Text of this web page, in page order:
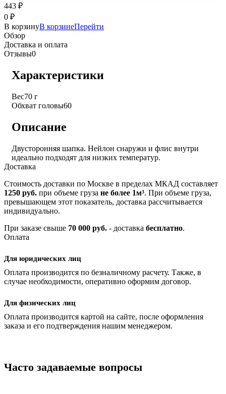
443 ₽
0 ₽
В корзинуВ корзинеПерейти
Обзор
Доставка и оплата
Отзывы0
Характеристики
Вес70 г
Обхват головы60
Описание
Двусторонняя шапка. Нейлон снаружи и флис внутри
идеально подходят для низких температур.
Доставка
Стоимость доставки по Москве в пределах МКАД составляет
1250 руб. при объеме груза не более 1м³. При объеме груза,
превышающем этот показатель, доставка рассчитывается
индивидуально.
При заказе свыше 70 000 руб. - доставка бесплатно.
Оплата
Для юридических лиц
Оплата производится по безналичному расчету. Также, в
случае необходимости, оперативно оформим договор.
Для физических лиц
Оплата производится картой на сайте, после оформления
заказа и его подтверждения нашим менеджером.
Часто задаваемые вопросы